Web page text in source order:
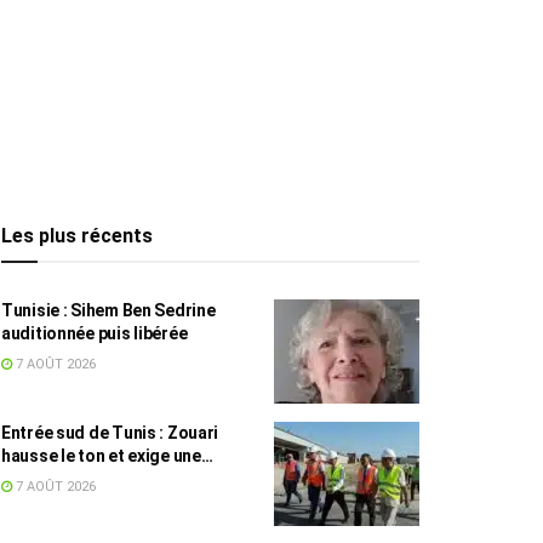
Les plus récents
Tunisie : Sihem Ben Sedrine
auditionnée puis libérée
7 AOÛT 2026
Entrée sud de Tunis : Zouari
hausse le ton et exige une
accélération des travaux
7 AOÛT 2026